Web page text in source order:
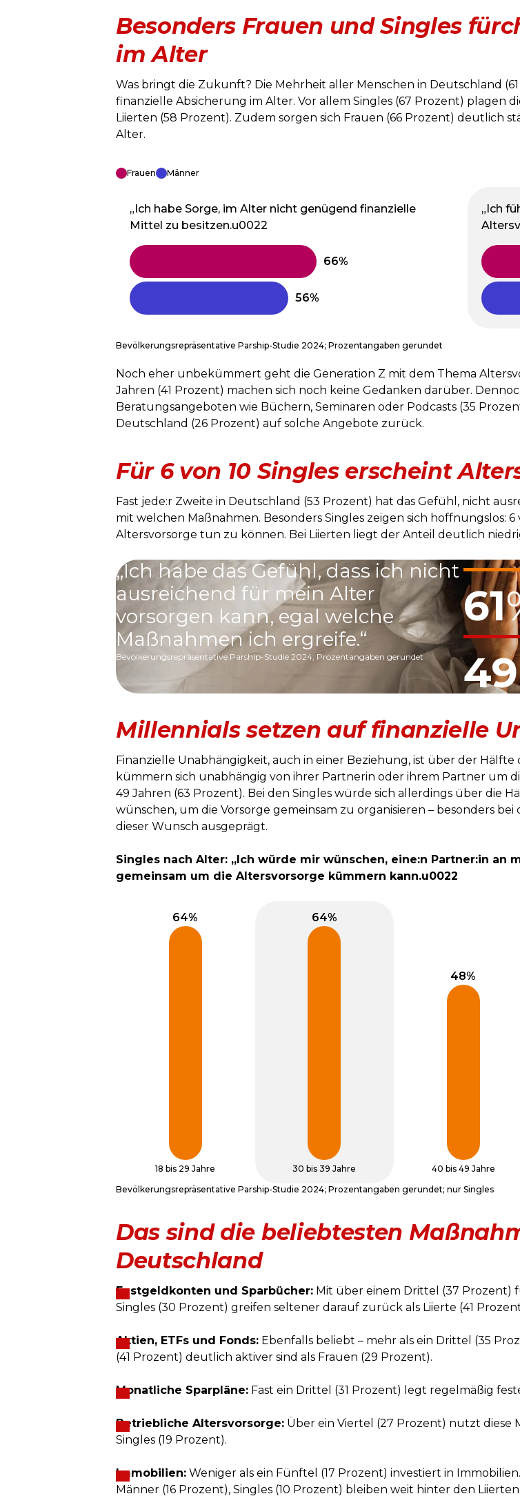
Besonders Frauen und Singles
im Alter
Was bringt die Zukunft? Die Mehrheit aller Menschen in Deutschland
finanzielle Absicherung im Alter. Vor allem Singles (67 Prozent) plagen
Liierten (58 Prozent). Zudem sorgen sich Frauen (66 Prozent) deutlich
Alter.
Frauen Männer
„Ich habe Sorge, im Alter nicht genügend finanzielle
Mittel zu besitzen.u0022
„Ich
Bevölkerungsrepräsentative Parship-Studie 2024; Prozentangaben gerundet
Noch eher unbekümmert geht die Generation Z mit dem Thema
Jahren (41 Prozent) machen sich noch keine Gedanken darüber.
Beratungsangeboten wie Büchern, Seminaren oder Podcasts (35
Deutschland (26 Prozent) auf solche Angebote zurück.
Für 6 von 10 Singles erscheint
Fast jede:r Zweite in Deutschland (53 Prozent) hat das Gefühl, nicht
mit welchen Maßnahmen. Besonders Singles zeigen sich hoffnungslos:
Altersvorsorge tun zu können. Bei Liierten liegt der Anteil deutlich
„Ich habe das Gefühl, dass ich nicht
ausreichend für mein Alter
vorsorgen kann, egal welche
Maßnahmen ich ergreife.“
Bevölkerungsrepräsentative Parship-Studie 2024; Prozentangaben gerundet
61
49
Millennials setzen auf finanzielle
Finanzielle Unabhängigkeit, auch in einer Beziehung, ist über der
kümmern sich unabhängig von ihrer Partnerin oder ihrem Partner um
49 Jahren (63 Prozent). Bei den Singles würde sich allerdings über die
wünschen, um die Vorsorge gemeinsam zu organisieren – besonders
dieser Wunsch ausgeprägt.
Singles nach Alter: „Ich würde mir wünschen, eine:n Partner:in an
gemeinsam um die Altersvorsorge kümmern kann.u0022
18 bis 29 Jahre 30 bis 39 Jahre 40 bis 49 Jahre
Bevölkerungsrepräsentative Parship-Studie 2024; Prozentangaben gerundet; nur Singles
Das sind die beliebtesten
Deutschland
Festgeldkonten und Sparbücher: Mit über einem Drittel (37 Prozent)
Singles (30 Prozent) greifen seltener darauf zurück als Liierte (41
Aktien, ETFs und Fonds: Ebenfalls beliebt – mehr als ein Drittel (35
(41 Prozent) deutlich aktiver sind als Frauen (29 Prozent).
Monatliche Sparpläne: Fast ein Drittel (31 Prozent) legt regelmäßig
Betriebliche Altersvorsorge: Über ein Viertel (27 Prozent) nutzt diese
Singles (19 Prozent).
Immobilien: Weniger als ein Fünftel (17 Prozent) investiert in
Männer (16 Prozent), Singles (10 Prozent) bleiben weit hinter den